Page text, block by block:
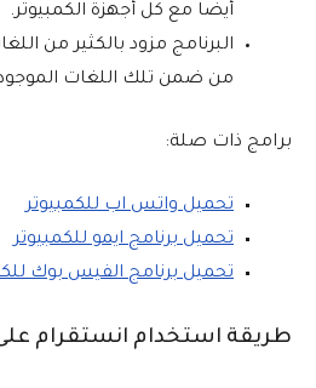
أيضا مع كل أجهزة الكمبيوتر.
البرنامج مزود بالكثير من
من ضمن تلك اللغات
برامج ذات صلة:
تحميل واتس اب للكمبيوتر
تحميل برنامج ايمو للكمبيوتر
تحميل برنامج الفيس بوك
طريقة استخدام انستقرام على